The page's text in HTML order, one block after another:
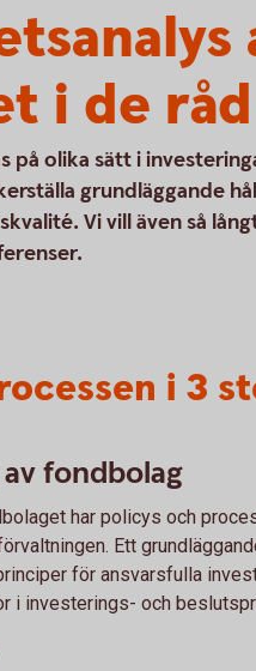
i de
på olika sätt i
grundläggande
Vi vill även så
i 3
fondbolag
har policys och
Ett
för ansvarsfulla
i investerings- och